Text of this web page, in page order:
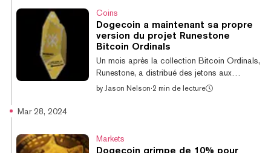
Coins
Dogecoin a maintenant sa propre
version du projet Runestone
Bitcoin Ordinals
Un mois après la collection Bitcoin Ordinals,
Runestone, a distribué des jetons aux
portefeuilles éligibles, un projet Dogecoin
30 272 NFT Dogecoin a commencé à être
by Jason Nelson·2 min de lecture
Mar 28, 2024
Markets
Dogecoin grimpe de 10% pour